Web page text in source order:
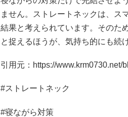
ません。ストレートネックは、ス
結果と考えられています。そのた
と捉えるほうが、気持ち的にも続
引用元：https://www.krm0730.net/
#ストレートネック
#寝ながら対策